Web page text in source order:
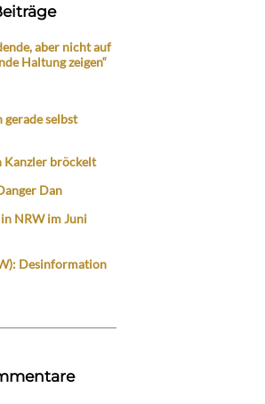
aber nicht auf
Haltung zeigen“
gerade selbst
Kanzler bröckelt
Dan
NRW im Juni
Desinformation